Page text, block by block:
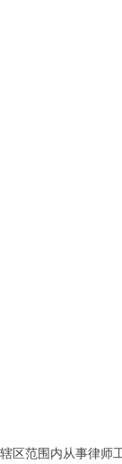
区范围内从事律师